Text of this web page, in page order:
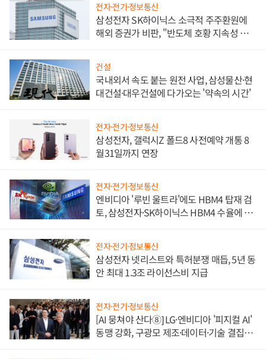
전자·전기·정보통신
삼성전자 SK하이닉스 소극적 주주환원에
해외 증권가 비판, "반도체 호황 지속성 의
건설
국내외서 속도 붙는 원전 사업, 삼성물산·현
대건설·대우건설에 다가오는 '약속의 시간'
전자·전기·정보통신
삼성전자, 갤럭시Z 폴드8 사전예약 개통 8
월31일까지 연장
전자·전기·정보통신
엔비디아 '루빈 울트라'에도 HBM4 탑재 검
토, 삼성전자·SK하이닉스 HBM4 수율에 주
전자·전기·정보통신
삼성전자 넷리스트와 특허분쟁 매듭, 5년 동
안 최대 1.3조 라이선스비 지급
전자·전기·정보통신
[AI 뭉쳐야 산다⑧] LG·엔비디아 '피지컬 AI'
동맹 강화, 구광모 제조·데이터·기술 결집